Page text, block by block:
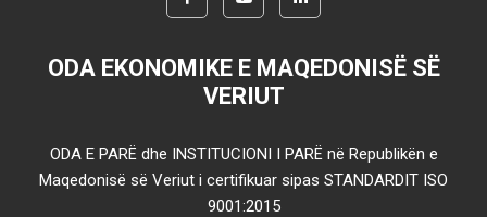
ODA EKONOMIKE E MAQEDONISË SË
VERIUT
ODA E PARË dhe INSTITUCIONI I PARË në Republikën e
Maqedonisë së Veriut i certifikuar sipas STANDARDIT ISO
9001:2015